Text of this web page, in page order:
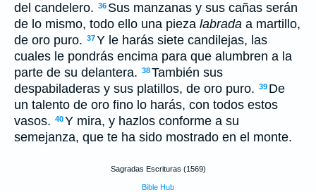
del candelero. 36 Sus manzanas y sus cañas serán
de lo mismo, todo ello una pieza labrada a martillo,
de oro puro. 37Y le harás siete candilejas, las
cuales le pondrás encima para que alumbren a la
parte de su delantera. 38También sus
despabiladeras y sus platillos, de oro puro. 39 De
un talento de oro fino lo harás, con todos estos
vasos. 40Y mira, y hazlos conforme a su
semejanza, que te ha sido mostrado en el monte.
Sagradas Escrituras (1569)
Bible Hub